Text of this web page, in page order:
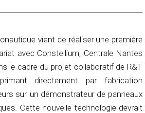
vient de réaliser une première
avec Constellium, Centrale Nantes
le cadre du projet collaboratif de R&T
directement par fabrication
sur un démonstrateur de panneaux
Cette nouvelle technologie devrait